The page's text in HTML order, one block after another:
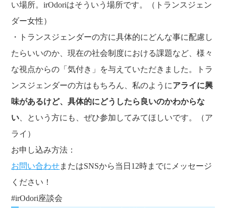
い場所。irOdoriはそういう場所です。（トランスジェン
ダー女性）
・トランスジェンダーの方に具体的にどんな事に配慮し
たらいいのか、現在の社会制度における課題など、様々
な視点からの「気付き」を与えていただきました。トラ
ンスジェンダーの方はもちろん、私のようにアライに興
味があるけど、具体的にどうしたら良いのかわからな
い 、という方にも、ぜひ参加してみてほしいです。（ア
ライ）
お申し込み方法：
お問い合わせまたはSNSから当日12時までにメッセージ
ください！
#irOdori座談会